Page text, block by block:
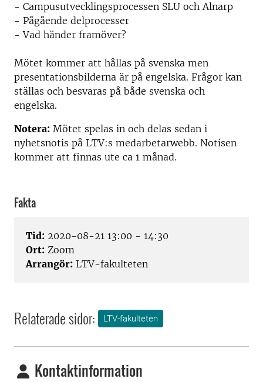
- Campusutvecklingsprocessen SLU och Alnarp
- Pågående delprocesser
- Vad händer framöver?
Mötet kommer att hållas på svenska men
presentationsbilderna är på engelska. Frågor kan
ställas och besvaras på både svenska och
engelska.
Notera: Mötet spelas in och delas sedan i
nyhetsnotis på LTV:s medarbetarwebb. Notisen
kommer att finnas ute ca 1 månad.
Fakta
Tid: 2020-08-21 13:00 - 14:30
Ort: Zoom
Arrangör: LTV-fakulteten
Relaterade sidor: LTV-fakulteten
Kontaktinformation